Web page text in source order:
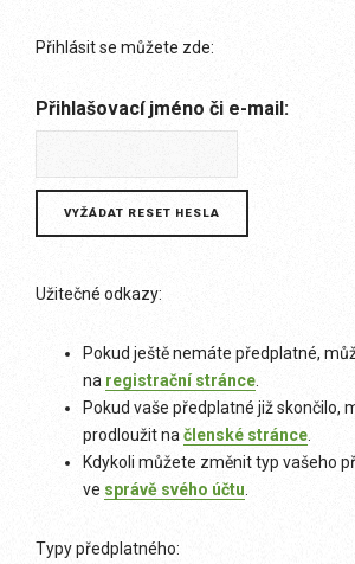
Přihlásit se můžete zde:
Přihlašovací jméno či e-mail:
Užitečné odkazy:
Pokud ještě nemáte předplatné,
na registrační stránce
Pokud vaše předplatné již skončilo,
prodloužit na členské stránce
Kdykoli můžete změnit typ vašeho
ve správě svého účtu
Typy předplatného: